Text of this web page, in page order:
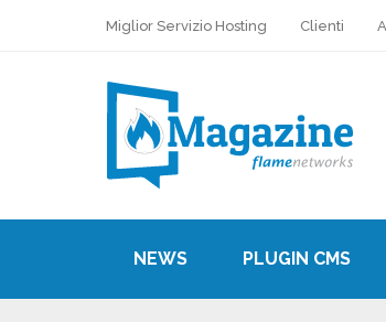
Miglior Servizio Hosting Clienti
NEWS PLUGIN CMS